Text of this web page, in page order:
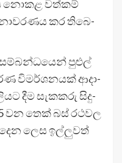
නොකළ වත්කම්
කර තිබෙ­
පුළුල්
විම­ර්ශ­න­යක් ආදා­
දීම සැක­කරු සිදු­
වන තෙක් බස් රථ­වල
ලෙස ඉල්ලු­වත්